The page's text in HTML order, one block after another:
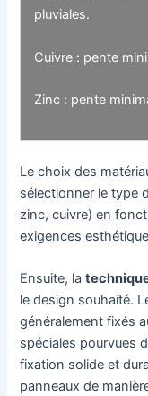
pluviales.
Cuivre : pente
Zinc : pente
Le choix des
sélectionner le type
zinc, cuivre) en
exigences
Ensuite, la
le design souhaité.
généralement fixés
spéciales pourvues
fixation solide et
panneaux de